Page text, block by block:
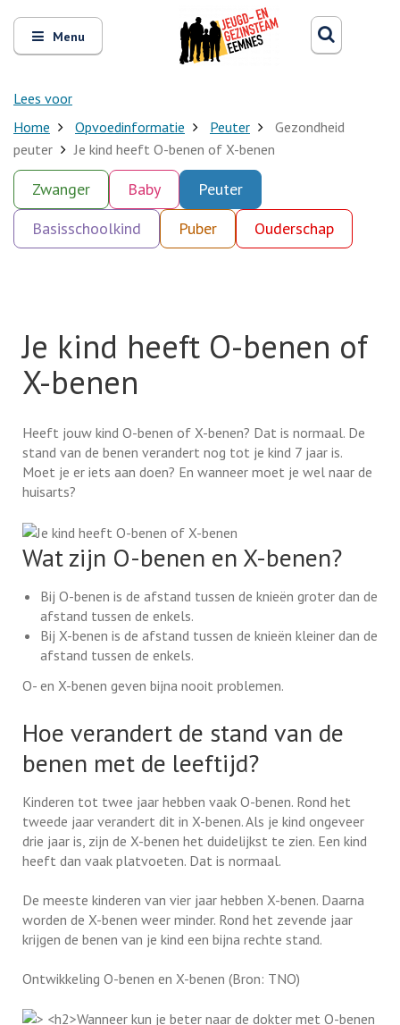
Open
en
sluit
Menu
Lees voor
Zoeken
Home Opvoedinformatie Peuter
Gezondheid
peuter
Je kind heeft O-benen of X-benen
Zwanger Baby
Peuter
Basisschoolkind
Puber Ouderschap
Je kind heeft O-benen of
X-benen
Heeft jouw kind O-benen of X-benen? Dat is normaal. De
stand van de benen verandert nog tot je kind 7 jaar is.
Moet je er iets aan doen? En wanneer moet je wel naar de
huisarts?
Wat zijn O-benen en X-benen?
Bij O-benen is de afstand tussen de knieën groter dan de
afstand tussen de enkels.
Bij X-benen is de afstand tussen de knieën kleiner dan de
afstand tussen de enkels.
O- en X-benen geven bijna nooit problemen.
Hoe verandert de stand van de
benen met de leeftijd?
Kinderen tot twee jaar hebben vaak O-benen. Rond het
tweede jaar verandert dit in X-benen. Als je kind ongeveer
drie jaar is, zijn de X-benen het duidelijkst te zien. Een kind
heeft dan vaak platvoeten. Dat is normaal.
De meeste kinderen van vier jaar hebben X-benen. Daarna
worden de X-benen weer minder. Rond het zevende jaar
krijgen de benen van je kind een bijna rechte stand.
Ontwikkeling O-benen en X-benen (Bron: TNO)